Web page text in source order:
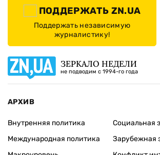
ПОДДЕРЖАТЬ ZN.UA
Поддержать независимую
журналистику!
ЗЕРКАЛО НЕДЕЛИ
не подводим с 1994-го года
АРХИВ
Внутренняя политика
Международная политика
Социальная
Зарубежная